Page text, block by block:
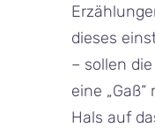
dieses
– sollen
eine
Hals auf